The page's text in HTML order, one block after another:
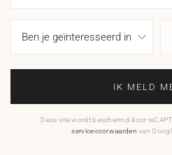
IK MELD
Deze site wordt beschermd door
servicevoorwaarden van